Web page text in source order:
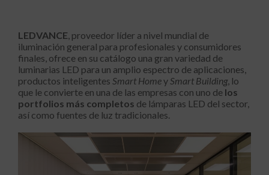
LEDVANCE, proveedor líder a nivel mundial de
iluminación general para profesionales y consumidores
finales, ofrece en su catálogo una gran variedad de
luminarias LED para un amplio espectro de aplicaciones,
productos inteligentes Smart HomeySmart Building, lo
que le convierte en una de las empresas con uno de los
portfolios más completos de lámparas LED del sector,
así como fuentes de luz tradicionales.